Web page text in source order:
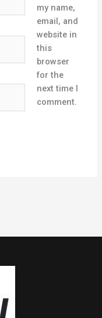
my name,
email, and
website in
this
browser
for the
next time I
comment.